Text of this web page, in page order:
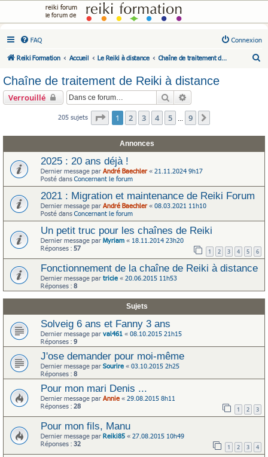
reiki forum
FAQ Connexion
Reiki Formation Accueil Le Reiki à distance Chaîne de traitement de Reiki à distance
r
Chaîne de traitement de Reiki à distance
Verrouillé Rechercher
205 sujets Page 1sur9
1 2 3 4 5 9
Annonces
2025 : 20 ans déjà !
Dernier message par André Baechler« 21.11.2024 9h17
Posté dansConcernant le forum
2021 : Migration et maintenance de Reiki Forum
Dernier message par André Baechler« 08.03.2021 11h10
Posté dansConcernant le forum
Un petit truc pour les chaînes de Reiki
Dernier message par Myriam « 18.11.2014 23h20
Réponses : 57 1 2 3 4 5 6
Fonctionnement de la chaîne de Reiki à distance
Dernier message par tricie « 20.06.2015 11h53
Réponses : 8
Sujets
Solveig 6 ans et Fanny 3 ans
Dernier message par val461 « 08.10.2015 21h15
Réponses : 9
J'ose demander pour moi-même
Dernier message par Sourire « 03.10.2015 2h25
Réponses : 8
Pour mon mari Denis ...
Dernier message par Annie « 29.08.2015 8h11
Réponses : 28 1 2 3
Pour mon fils, Manu
Dernier message par Reiki85 « 27.08.2015 10h49
Réponses : 32 1 2 3 4
le forum de